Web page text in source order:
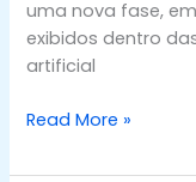
uma nova fase,
exibidos dentro
artificial
Read More »